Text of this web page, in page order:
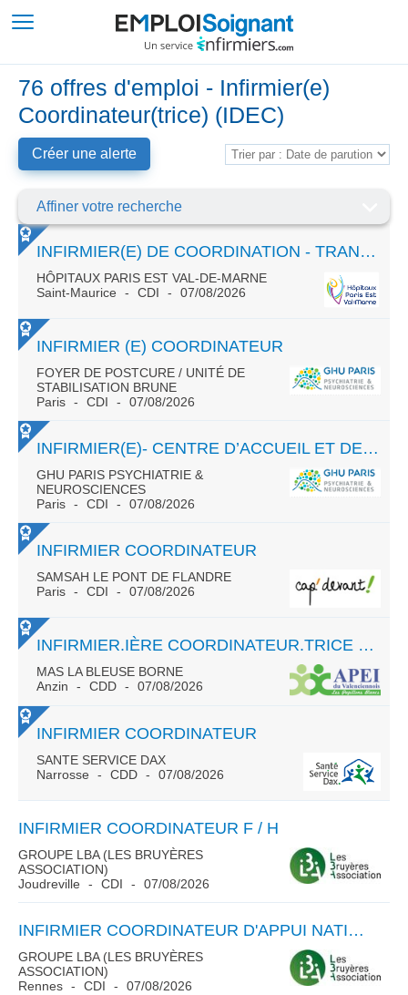
76 offres d'emploi - Infirmier(e)
Coordinateur(trice) (IDEC)
Créer une alerte
Affiner votre recherche
INFIRMIER(E) DE COORDINATION - TRANSVERSALITÉ JOUR/NUIT - DIRECTION DES SOINS
HÔPITAUX PARIS EST VAL-DE-MARNE
Saint-Maurice
CDI 07/08/2026
INFIRMIER (E) COORDINATEUR
FOYER DE POSTCURE / UNITÉ DE
STABILISATION BRUNE
Paris
CDI 07/08/2026
INFIRMIER(E)- CENTRE D’ACCUEIL ET DE CRISE – 75014 PARIS
GHU PARIS PSYCHIATRIE &
NEUROSCIENCES
Paris
CDI 07/08/2026
INFIRMIER COORDINATEUR
SAMSAH LE PONT DE FLANDRE
Paris
CDI 07/08/2026
INFIRMIER.IÈRE COORDINATEUR.TRICE H/F
MAS LA BLEUSE BORNE
Anzin
CDD 07/08/2026
INFIRMIER COORDINATEUR
SANTE SERVICE DAX
Narrosse
CDD 07/08/2026
INFIRMIER COORDINATEUR F / H
GROUPE LBA (LES BRUYÈRES
ASSOCIATION)
Joudreville
CDI 07/08/2026
INFIRMIER COORDINATEUR D'APPUI NATIONAL H/F
GROUPE LBA (LES BRUYÈRES
ASSOCIATION)
Rennes
CDI 07/08/2026